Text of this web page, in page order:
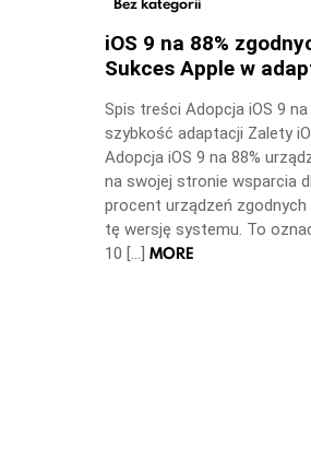
iOS 9 na 88%
Sukces Apple w
Spis treści Adopcja iOS 9
szybkość adaptacji Zalety
Adopcja iOS 9 na 88%
na swojej stronie wsparcia
procent urządzeń
tę wersję systemu. To
10 […] MORE